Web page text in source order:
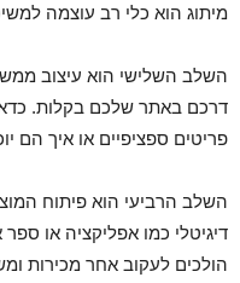
מיתוג הוא כלי רב עוצמה
השלב השלישי הוא עיצוב
דרכם באתר שלכם בקלות.
פריטים ספציפיים או איך הם
השלב הרביעי הוא פיתוח
דיגיטלי כמו אפליקציה או
הולכים לעקוב אחר מכירות